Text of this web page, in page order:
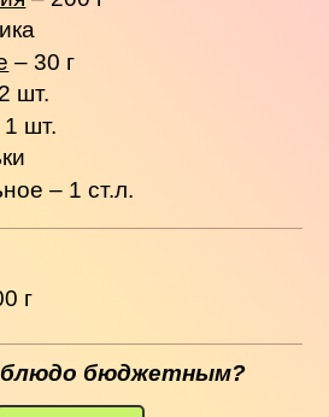
– 30 г
шт.
шт.
– 1 ст.л.
г
бюджетным?